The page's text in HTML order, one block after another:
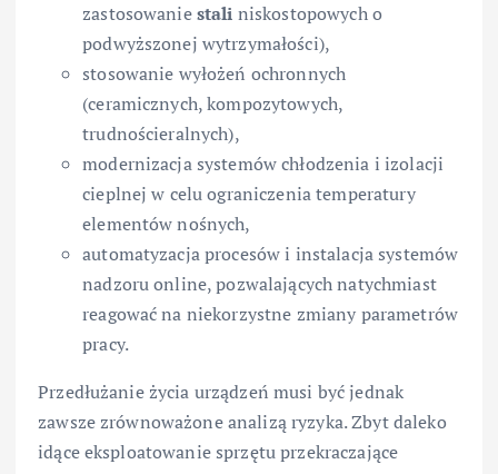
zastosowaniestali niskostopowych o
podwyższonej wytrzymałości),
stosowanie wyłożeń ochronnych
(ceramicznych, kompozytowych,
trudnościeralnych),
modernizacja systemów chłodzenia i izolacji
cieplnej w celu ograniczenia temperatury
elementów nośnych,
automatyzacja procesów i instalacja systemów
nadzoru online, pozwalających natychmiast
reagować na niekorzystne zmiany parametrów
pracy.
Przedłużanie życia urządzeń musi być jednak
zawsze zrównoważone analizą ryzyka. Zbyt daleko
idące eksploatowanie sprzętu przekraczające